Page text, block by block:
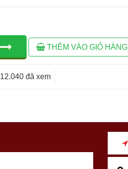
THÊM VÀO GIỎ HÀNG
12.040 đã xem